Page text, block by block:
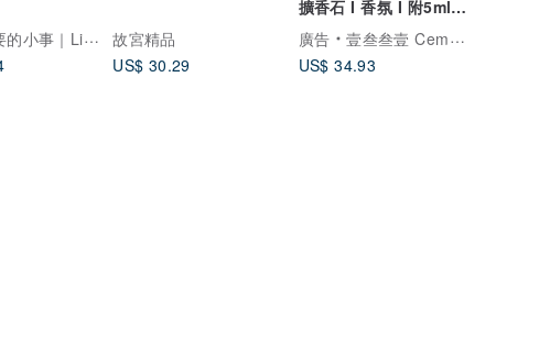
小事｜Little Matter
故宮精品
US$ 30.29
擴香石 I 香氛 I 附5ml精
油－馬年開運小物
廣告
壹叁叁壹 Cementer No.1331
US$ 34.93